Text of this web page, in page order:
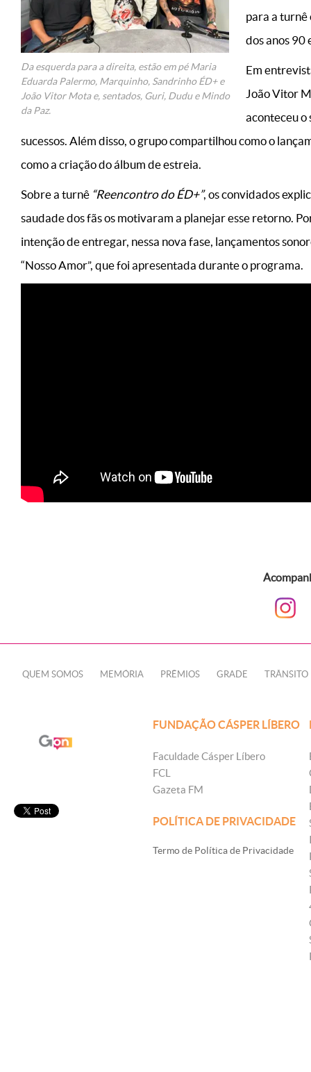
Da esquerda para a direita, estão em pé Maria
Eduarda Palermo, Marquinho, Sandrinho ÉD+ e
João Vitor Mota e, sentados, Guri, Dudu e Mindo
da Paz.
paraa
dos anos 90
Em
João Vitor
aconteceu o
sucessos. Além disso, o grupo compartilhou como o
como a criação do álbum de estreia.
Sobre a turnê “Reencontro do ÉD+”, os convidados
saudade dos fãs os motivaram a planejar esse retorno.
intenção de entregar, nessa nova fase, lançamentos
“Nosso Amor”, que foi apresentada durante o programa.
QUEM SOMOS MEMÓRIA PRÊMIOS GRADE TRÂNSITO
FUNDAÇÃO CÁSPER LÍBERO
Faculdade Cásper Líbero
FCL
Gazeta FM
POLÍTICA DE PRIVACIDADE
Termo de Política de Privacidade